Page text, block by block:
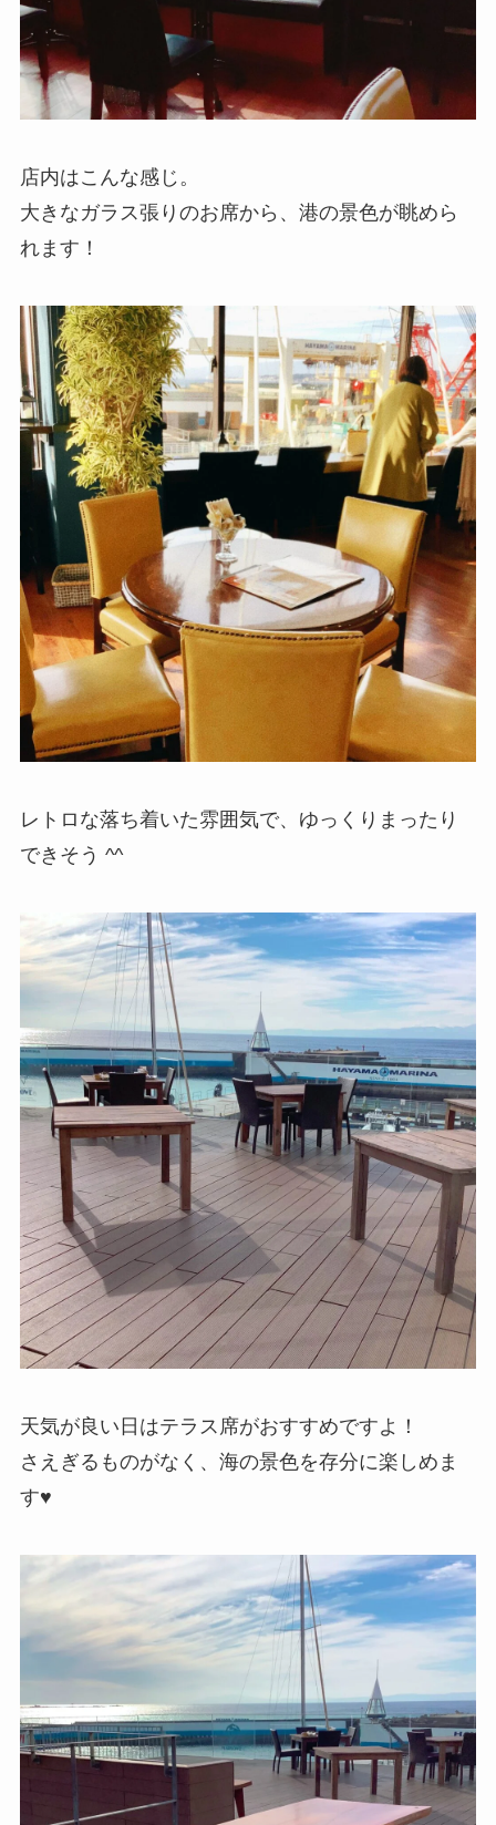
店内はこんな感じ。
大きなガラス張りのお席から、港の景色が眺めら
れます！
レトロな落ち着いた雰囲気で、ゆっくりまったり
できそう ^^
天気が良い日はテラス席がおすすめですよ！
さえぎるものがなく、海の景色を存分に楽しめま
す♥